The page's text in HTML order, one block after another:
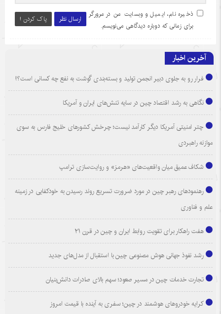
ارسال نظر پاک کردن !
ذخیره نام، ایمیل و وبسایت من در مرورگر
برای زمانی که دوباره دیدگاهی می‌نویسم.
آخرین اخبار
فرار رو به جلوی دبیر انجمن تولید و بسته‌بندی گوشت به نفع چه کسانی است؟!
نگاهی به رشد اقتصاد چین در سایه تنش‌های ایران و آمریکا
چتر امنیتی آمریکا دیگر کارآمد نیست؛ چرخش کشورهای خلیج فارس به سوی
موازنه راهبردی
شکاف عمیق میان واقعیت‌های «هرمز» و روایت‌سازی ترامپ
رهنمودهای رهبر چین در مورد ضرورت تسریع روند رسیدن به خودکفایی در زمینه
علم و فناوری
هفت راهکار برای تقویت روابط ایران و چین در قرن ۲۱
رشد نفوذ جهانی هوش مصنوعی چین با استقبال از مدل‌های جدید
تجارت خدمات چین در مسیر صعود؛ سهم بالای صادرات دانش‌بنیان
کرایه خودروهای هوشمند در چین؛ سفری به آینده با قیمت امروز